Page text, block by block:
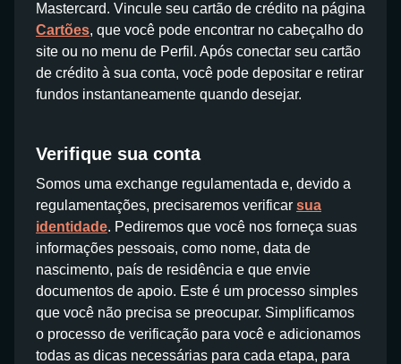
Mastercard. Vincule seu cartão de crédito na página
Cartões, que você pode encontrar no cabeçalho do
site ou no menu de Perfil. Após conectar seu cartão
de crédito à sua conta, você pode depositar e retirar
fundos instantaneamente quando desejar.
Verifique sua conta
Somos uma exchange regulamentada e, devido a
regulamentações, precisaremos verificar sua
identidade. Pediremos que você nos forneça suas
informações pessoais, como nome, data de
nascimento, país de residência e que envie
documentos de apoio. Este é um processo simples
que você não precisa se preocupar. Simplificamos
o processo de verificação para você e adicionamos
todas as dicas necessárias para cada etapa, para